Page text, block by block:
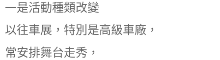
一是活動種類改變
以往車展，特別是高級車廠，
常安排舞台走秀，